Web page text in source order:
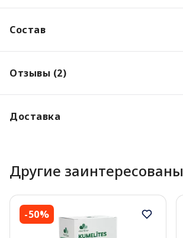
Состав
Отзывы (2)
Доставка
Другие заинтересованы
-50%